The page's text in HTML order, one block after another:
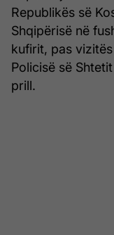
Republikës së
Shqipërisë në
kufirit, pas
Policisë së
prill.